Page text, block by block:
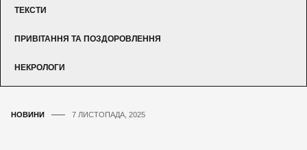
ТЕКСТИ
ПРИВІТАННЯ ТА ПОЗДОРОВЛЕННЯ
НЕКРОЛОГИ
НОВИНИ 7 ЛИСТОПАДА, 2025